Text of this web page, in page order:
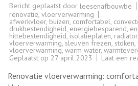
Bericht geplaatst door leesenafbouwbe
renovatie, vloerverwarming
afwerkvloer, buizen, comfortabel,
drukbestendigheid, energiebesparend,
hittebestendigheid, isolatieplaten,
vloerverwarming, sleuven frezen, stoken,
vloerverwarming, warm water,
Geplaatst op 27 april 2023 Laat een
Renovatie vloerverwarming: